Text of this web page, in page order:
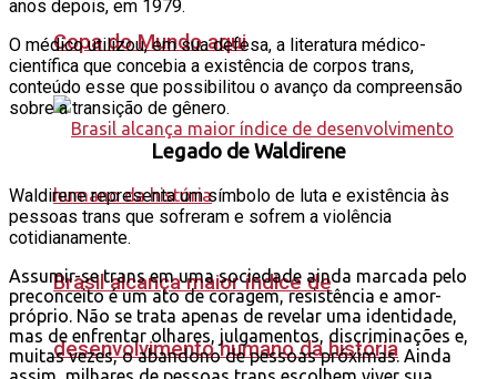
Copa do Mundo aqui
Brasil alcança maior índice de
desenvolvimento humano da história
anos depois, em 1979.
O médico utilizou, em sua defesa, a literatura médico-
científica que concebia a existência de corpos trans,
conteúdo esse que possibilitou o avanço da compreensão
sobre a transição de gênero.
Legado de Waldirene
Waldirene representa um símbolo de luta e existência às
pessoas trans que sofreram e sofrem a violência
cotidianamente.
Assumir-se trans em uma sociedade ainda marcada pelo
preconceito é um ato de coragem, resistência e amor-
próprio. Não se trata apenas de revelar uma identidade,
mas de enfrentar olhares, julgamentos, discriminações e,
muitas vezes, o abandono de pessoas próximas. Ainda